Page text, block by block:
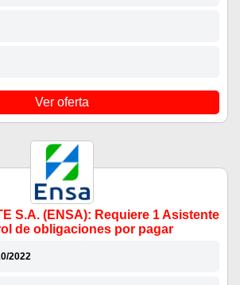
Ver oferta
S.A. (ENSA): Requiere 1 Asistente
de obligaciones por pagar
2022